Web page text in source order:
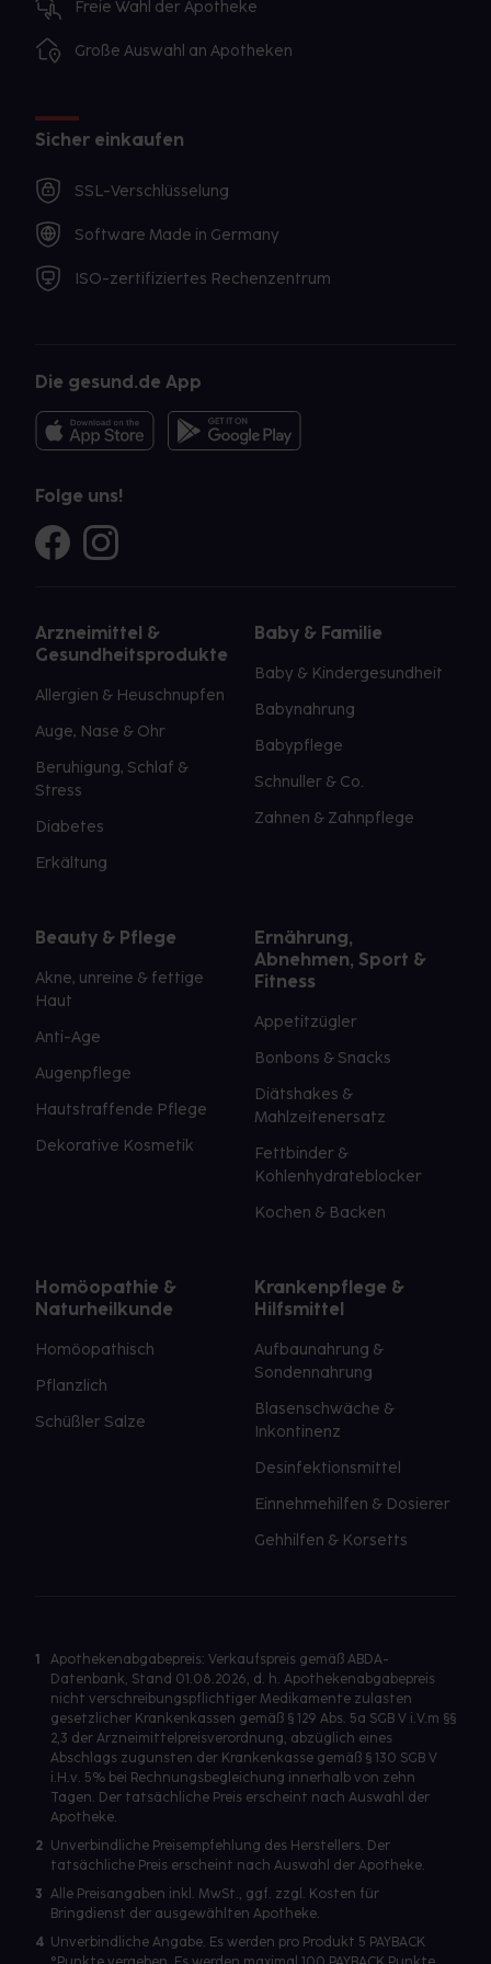
Freie Wahl der Apotheke
Große Auswahl an Apotheken
Sicher einkaufen
SSL-Verschlüsselung
Software Made in Germany
ISO-zertifiziertes Rechenzentrum
Die gesund.de App
Folge uns!
Arzneimittel &
Gesundheitsprodukte
Allergien & Heuschnupfen
Auge, Nase & Ohr
Beruhigung, Schlaf &
Stress
Diabetes
Erkältung
Baby & Familie
Baby & Kindergesundheit
Babynahrung
Babypflege
Schnuller & Co.
Zahnen & Zahnpflege
Beauty & Pflege
Akne, unreine & fettige
Haut
Anti-Age
Augenpflege
Hautstraffende Pflege
Dekorative Kosmetik
Ernährung,
Abnehmen, Sport &
Fitness
Appetitzügler
Bonbons & Snacks
Diätshakes &
Mahlzeitenersatz
Fettbinder &
Kohlenhydrateblocker
Kochen & Backen
Homöopathie &
Naturheilkunde
Homöopathisch
Pflanzlich
Schüßler Salze
Krankenpflege &
Hilfsmittel
Aufbaunahrung &
Sondennahrung
Blasenschwäche &
Inkontinenz
Desinfektionsmittel
Einnehmehilfen & Dosierer
Gehhilfen & Korsetts
1
Apothekenabgabepreis: Verkaufspreis gemäß ABDA-
Datenbank, Stand 01.08.2026, d. h. Apothekenabgabepreis
nicht verschreibungspflichtiger Medikamente zulasten
gesetzlicher Krankenkassen gemäß § 129 Abs. 5a SGB V i.V.m §§
2,3 der Arzneimittelpreisverordnung, abzüglich eines
Abschlags zugunsten der Krankenkasse gemäß § 130 SGB V
i.H.v. 5% bei Rechnungsbegleichung innerhalb von zehn
Tagen. Der tatsächliche Preis erscheint nach Auswahl der
Apotheke.
2 Unverbindliche Preisempfehlung des Herstellers. Der
tatsächliche Preis erscheint nach Auswahl der Apotheke.
3 Alle Preisangaben inkl. MwSt., ggf. zzgl. Kosten für
Bringdienst der ausgewählten Apotheke.
4 Unverbindliche Angabe. Es werden pro Produkt 5 PAYBACK